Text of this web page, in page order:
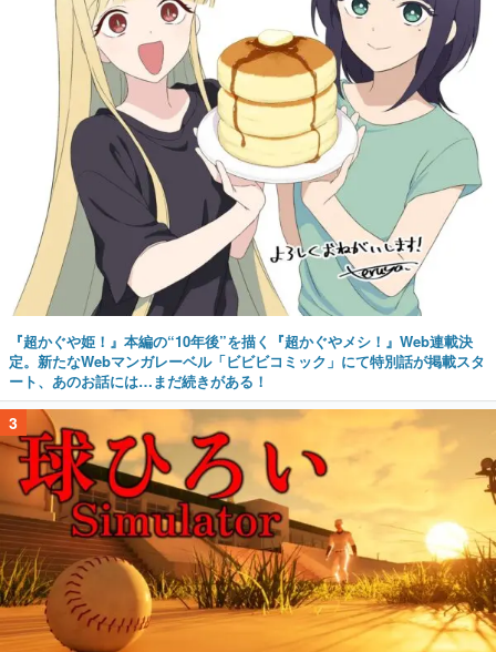
『超かぐや姫！』本編の“10年後”を描く『超かぐやメシ！』Web連載決
定。新たなWebマンガレーベル「ビビビコミック」にて特別話が掲載スタ
ート、あのお話には…まだ続きがある！
3